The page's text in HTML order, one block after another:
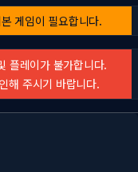
게임이 필요합니다.
플레이가 불가합니다.
해 주시기 바랍니다.